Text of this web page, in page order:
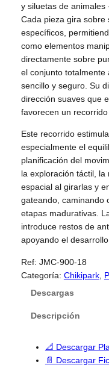
y siluetas de animales
Cada pieza gira sobre
específicos,
como elementos
directamente sobre
el conjunto totalmente
sencillo y seguro. Su
dirección suaves que
favorecen un recorrido
Este recorrido
especialmente el
planificación del
la exploración táctil,
espacial al girarlas y
gateando, caminando
etapas madurativas.
introduce restos de
apoyando el
Ref: JMC-900-18
Categoría: Chikipark,
Descargas
Descripción
📐 Descargar
📄 Descargar